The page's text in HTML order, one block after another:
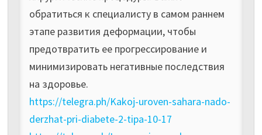
обратиться к специалисту в самом раннем
этапе развития деформации, чтобы
предотвратить ее прогрессирование и
минимизировать негативные последствия
на здоровье.
https://telegra.ph/Kakoj-uroven-sahara-nado-
derzhat-pri-diabete-2-tipa-10-17